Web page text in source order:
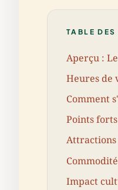
TABLE DES
Aperçu :
Heures de
Comment
Points
Impact